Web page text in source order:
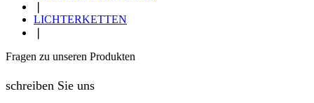
LICHTERKETTEN
Fragen zu unseren Produkten
schreiben Sie uns